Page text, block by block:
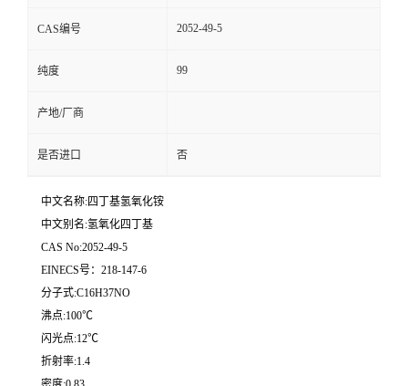
CAS编号 2052-49-5
纯度 99
产地/厂商
是否进口 否
中文名称:四丁基氢氧化铵
中文别名:氢氧化四丁基
CAS No:2052-49-5
EINECS号：218-147-6
分子式:C16H37NO
沸点:100℃
闪光点:12℃
折射率:1.4